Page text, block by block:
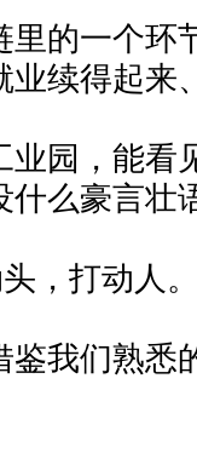
的一个环
业续得起来
园，能看
什么豪言壮
，打动人
鉴我们熟悉